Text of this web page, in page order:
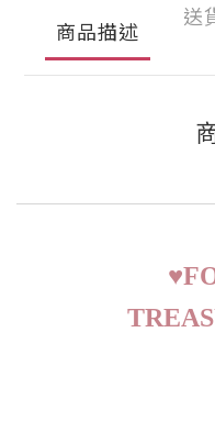
商品描述
送
♥